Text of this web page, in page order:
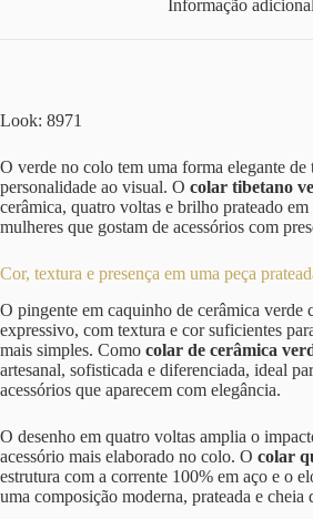
Informação adicional
Look: 8971
O verde no colo tem uma forma elegante de
personalidade ao visual. O colar tibetano
cerâmica, quatro voltas e brilho prateado em
mulheres que gostam de acessórios com
Cor, textura e presença em uma peça
O pingente em caquinho de cerâmica verde
expressivo, com textura e cor suficientes
mais simples. Como colar de cerâmica
artesanal, sofisticada e diferenciada, ideal
acessórios que aparecem com elegância.
O desenho em quatro voltas amplia o
acessório mais elaborado no colo. O colar
estrutura com a corrente 100% em aço e o
uma composição moderna, prateada e cheia